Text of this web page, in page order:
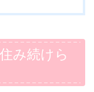
み続けら